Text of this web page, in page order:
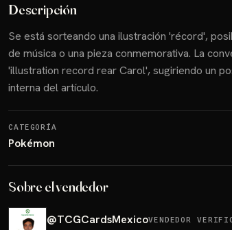
Descripción
Se está sorteando una ilustración 'récord',
de música o una pieza conmemorativa. La
'illustration record rear Carol', sugiriendo un
interna del artículo.
CATEGORÍA
Pokémon
Sobre el vendedor
@TCGCardsMexicoVENDEDOR